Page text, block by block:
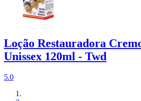
Loção Restauradora
Unissex 120ml - Twd
5.0